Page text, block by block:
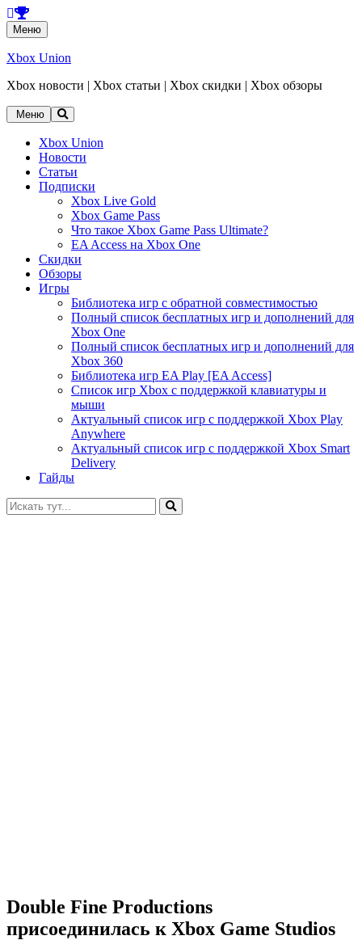
Меню Перейти
к
содержанию
Xbox Union
Xbox новости | Xbox статьи | Xbox скидки | Xbox обзоры
Меню
Перейти
содержанию
Xbox Union
Новости
Статьи
Подписки
Xbox Live Gold
Xbox Game Pass
Что такое Xbox Game Pass Ultimate?
EA Access на Xbox One
Скидки
Обзоры
Игры
Библиотека игр с обратной совместимостью
Полный список бесплатных игр и дополнений для
Xbox One
Полный список бесплатных игр и дополнений для
Xbox 360
Библиотека игр EA Play [EA Access]
Список игр Xbox c поддержкой клавиатуры и
мыши
Актуальный список игр с поддержкой Xbox Play
Anywhere
Актуальный список игр с поддержкой Xbox Smart
Delivery
Гайды
Искать:
Double Fine Productions
присоединилась к Xbox Game Studios